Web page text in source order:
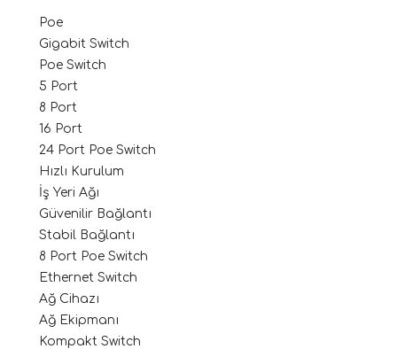
Poe
Gigabit Switch
Poe Switch
5 Port
8 Port
16 Port
24 Port Poe Switch
Hızlı Kurulum
İş Yeri Ağı
Güvenilir Bağlantı
Stabil Bağlantı
8 Port Poe Switch
Ethernet Switch
Ağ Cihazı
Ağ Ekipmanı
Kompakt Switch